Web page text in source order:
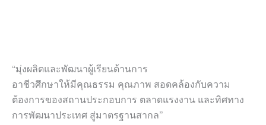
“มุ่งผลิตและพัฒนาผู้เรียนด้านการ
อาชีวศึกษาให้มีคุณธรรม คุณภาพ สอดคล้องกับความ
ต้องการของสถานประกอบการ ตลาดแรงงาน และทิศทาง
การพัฒนาประเทศ สู่มาตรฐานสากล”